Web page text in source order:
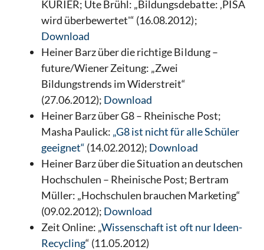
KURIER; Ute Brühl: „Bildungsdebatte: ‚PISA
wird überbewertet'“ (16.08.2012);
Download
Heiner Barz über die richtige Bildung –
future/Wiener Zeitung: „Zwei
Bildungstrends im Widerstreit“
(27.06.2012); Download
Heiner Barz über G8 – Rheinische Post;
Masha Paulick: „G8 ist nicht für alle Schüler
geeignet“ (14.02.2012); Download
Heiner Barz über die Situation an deutschen
Hochschulen – Rheinische Post; Bertram
Müller: „Hochschulen brauchen Marketing“
(09.02.2012); Download
Zeit Online: „Wissenschaft ist oft nur Ideen-
Recycling“ (11.05.2012)